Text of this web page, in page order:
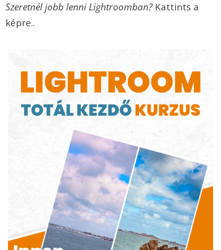
Szeretnél jobb lenni Lightroomban? Kattints a
képre..